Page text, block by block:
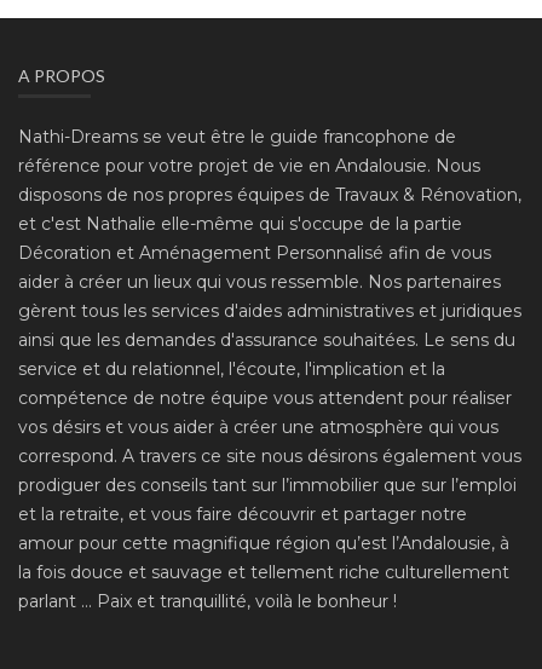
A PROPOS
Nathi-Dreams se veut être le guide francophone de
référence pour votre projet de vie en Andalousie. Nous
disposons de nos propres équipes de Travaux & Rénovation,
et c'est Nathalie elle-même qui s'occupe de la partie
Décoration et Aménagement Personnalisé afin de vous
aider à créer un lieux qui vous ressemble. Nos partenaires
gèrent tous les services d'aides administratives et juridiques
ainsi que les demandes d'assurance souhaitées. Le sens du
service et du relationnel, l'écoute, l'implication et la
compétence de notre équipe vous attendent pour réaliser
vos désirs et vous aider à créer une atmosphère qui vous
correspond. A travers ce site nous désirons également vous
prodiguer des conseils tant sur l’immobilier que sur l’emploi
et la retraite, et vous faire découvrir et partager notre
amour pour cette magnifique région qu’est l’Andalousie, à
la fois douce et sauvage et tellement riche culturellement
parlant ... Paix et tranquillité, voilà le bonheur !